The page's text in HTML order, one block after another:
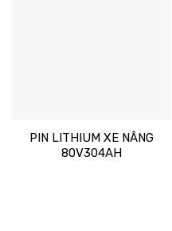
PIN LITHIUM XE NÂNG
80V304AH